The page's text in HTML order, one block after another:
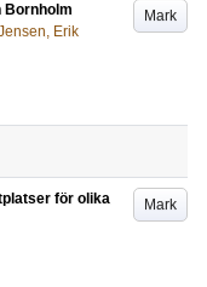
Mark
Bornholm
Erik
Mark
för olika